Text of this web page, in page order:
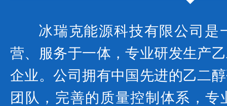
冰瑞克能源科技有限公司是
营、服务于一体，专业研发生产
企业。公司拥有中国先进的乙二
团队，完善的质量控制体系，